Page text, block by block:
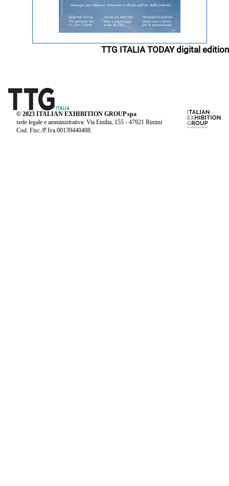
TTG ITALIA TODAY digital edition
© 2023 ITALIAN EXHIBITION GROUP spa
sede legale e amministrativa: Via Emilia, 155 - 47921 Rimini
Cod. Fisc./P.Iva 00139440408.